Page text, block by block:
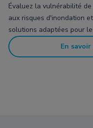
Évaluez la vulnérabilité
aux risques d'inondation
solutions adaptées pour
En savoir